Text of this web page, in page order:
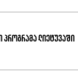
პროგრამა ლიეტუვაში